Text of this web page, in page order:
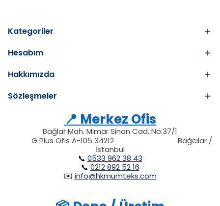
Kategoriler
Hesabım
Hakkımızda
Sözleşmeler
📍 Merkez Ofis
Bağlar Mah. Mimar Sinan Cad. No:37/1
G Plus Ofis A-105 34212
Bağcılar /
İstanbul
📞 0533 962 38 43
📞 0212 892 52 16
✉️ info@hkmumteks.com